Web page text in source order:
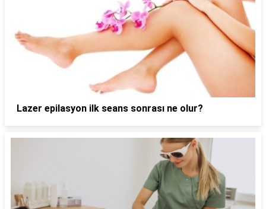
Lazer epilasyon ilk seans sonrası ne olur?